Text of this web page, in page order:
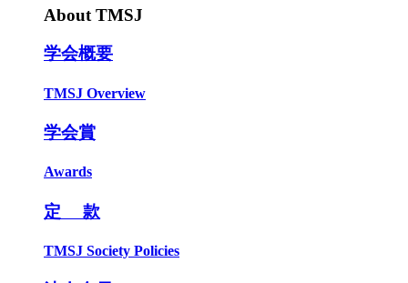
About TMSJ
学会概要
TMSJ Overview
学会賞
Awards
定 款
TMSJ Society Policies